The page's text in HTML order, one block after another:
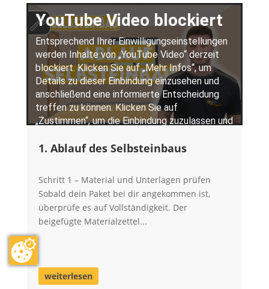
1. Ablauf des Selbsteinbaus
Schritt 1 – Material und Unterlagen prüfen
Sobald dein Paket bei dir angekommen ist,
überprüfe es auf Vollständigkeit. Der
beigefügte Materialzettel...
weiterlesen